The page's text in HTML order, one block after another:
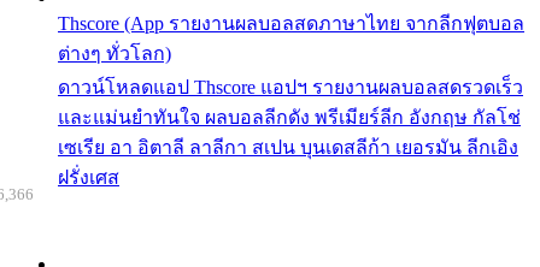
Thscore (App รายงานผลบอลสดภาษาไทย จากลีกฟุตบอล
ต่างๆ ทั่วโลก)
ดาวน์โหลดแอป Thscore แอปฯ รายงานผลบอลสดรวดเร็ว
และแม่นยำทันใจ ผลบอลลีกดัง พรีเมียร์ลีก อังกฤษ กัลโช่
เซเรีย อา อิตาลี ลาลีกา สเปน บุนเดสลีก้า เยอรมัน ลีกเอิง
ฝรั่งเศส